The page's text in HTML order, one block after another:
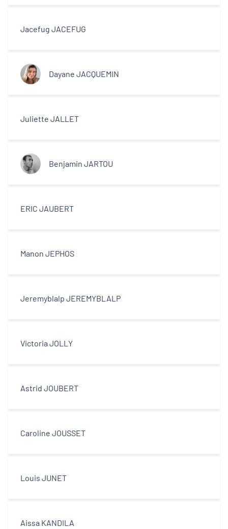
Jacefug JACEFUG
Dayane JACQUEMIN
Juliette JALLET
Benjamin JARTOU
ERIC JAUBERT
Manon JEPHOS
Jeremyblalp JEREMYBLALP
Victoria JOLLY
Astrid JOUBERT
Caroline JOUSSET
Louis JUNET
Aissa KANDILA